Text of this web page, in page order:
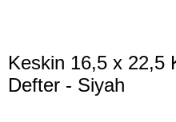
Keskin 16,5 x 22,5
Defter - Siyah